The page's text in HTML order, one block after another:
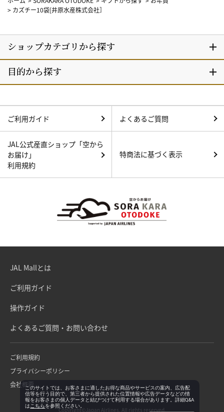
> カズチー10袋[井原水産株式会社］
ご利用ガイド よくあるご質問
JAL公式産直ショップ「空から
お届け」
利用規約
特商法に基づく表示
JAL Mallとは
ご利用ガイド
操作ガイド
よくあるご質問・お問い合わせ
ご利用規約
プライバシーポリシー
会社概要
Copyright©Japan Airlines. All rights reserved.
このサイトでは、お客さまに適したお得な商品やサービスの案内、広告配
信等を行う目的で、第三者から提供された位置情報や広告データなどの情
報をお客さまの個人データと結びつけて利用する場合があります。詳細Q&A
は こちらを参照ください。